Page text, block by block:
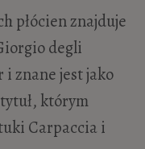
płócien znajduje
degli
i znane jest jako
którym
Carpaccia i